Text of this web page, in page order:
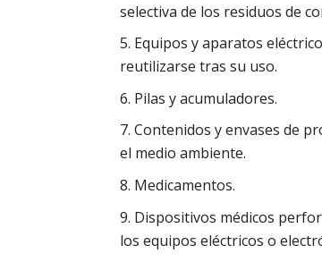
selectiva de los residuos de
Equipos y aparatos
reutilizarse tras su uso.
Pilas y acumuladores.
Contenidos y envases de
el medio ambiente.
Medicamentos.
Dispositivos médicos
los equipos eléctricos o